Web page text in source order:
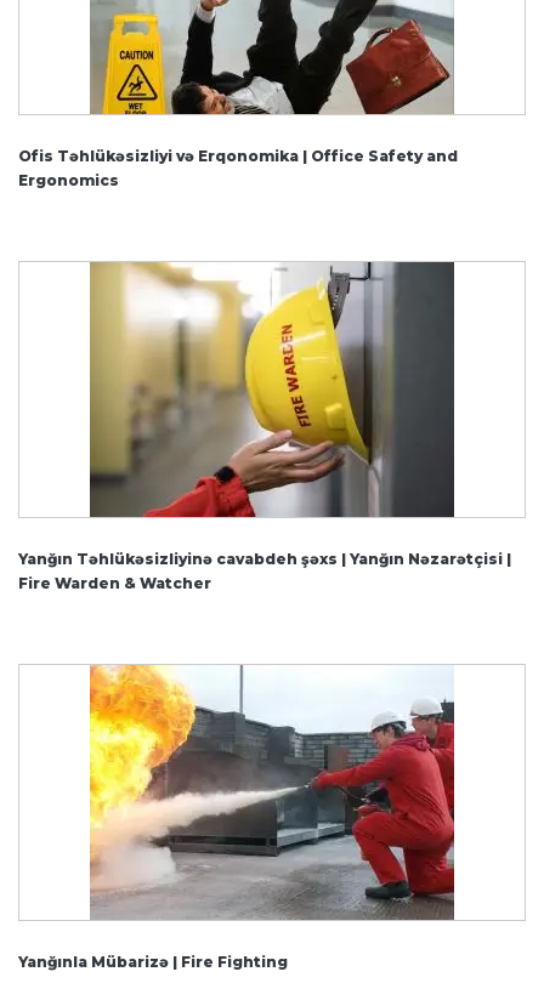
Ofis Təhlükəsizliyi və Erqonomika | Office Safety and
Ergonomics
Yanğın Təhlükəsizliyinə cavabdeh şəxs | Yanğın Nəzarətçisi |
Fire Warden & Watcher
Yanğınla Mübarizə | Fire Fighting